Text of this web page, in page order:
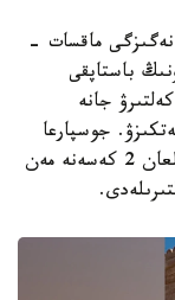
نەگىزگى ماقسات -
باستاپقى
جانە
جوسپارعا
سايكەس ارحەولوگيالىق قازبا بارىسىندا ارشىلعان 2 كەسەنە مەن